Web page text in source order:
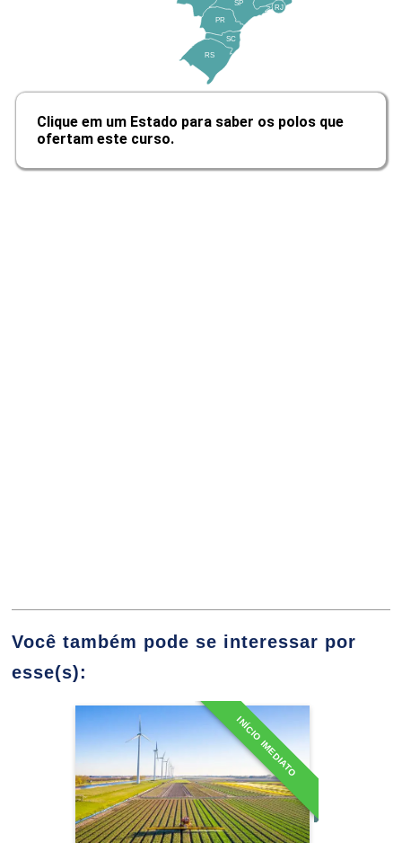
Panorama da Gestão do Agronegócio
10h
Tendências do Agronegócio
Direito Aplicado ao Agronegócio
PR
SC
RS
SP
RJ
Clique em um Estado para saber os polos que
ofertam este curso.
Você também pode se interessar por
esse(s):
INÍCIO IMEDIATO
Especialização em
Agricultura de Baixa
Emissão de Carbono
Detalhes do curso